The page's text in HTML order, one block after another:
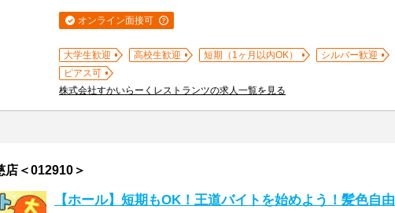
オンライン面接可
大学生歓迎 高校生歓迎 短期（1ヶ月以内OK）
シルバー歓迎
ピアス可
株式会社すかいらーくレストランツの求人一覧を見る
＜012910＞
【ホール】短期もOK！王道バイトを始めよう！髪色自由